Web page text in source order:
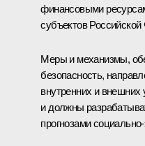
финансовыми
субъектов
Меры и механизмы,
безопасность,
внутренних и внешних
и должны
прогнозами